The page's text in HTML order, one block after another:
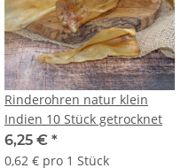
Rinderohren natur klein
Indien 10 Stück getrocknet
6,25 € *
0,62 € pro 1 Stück